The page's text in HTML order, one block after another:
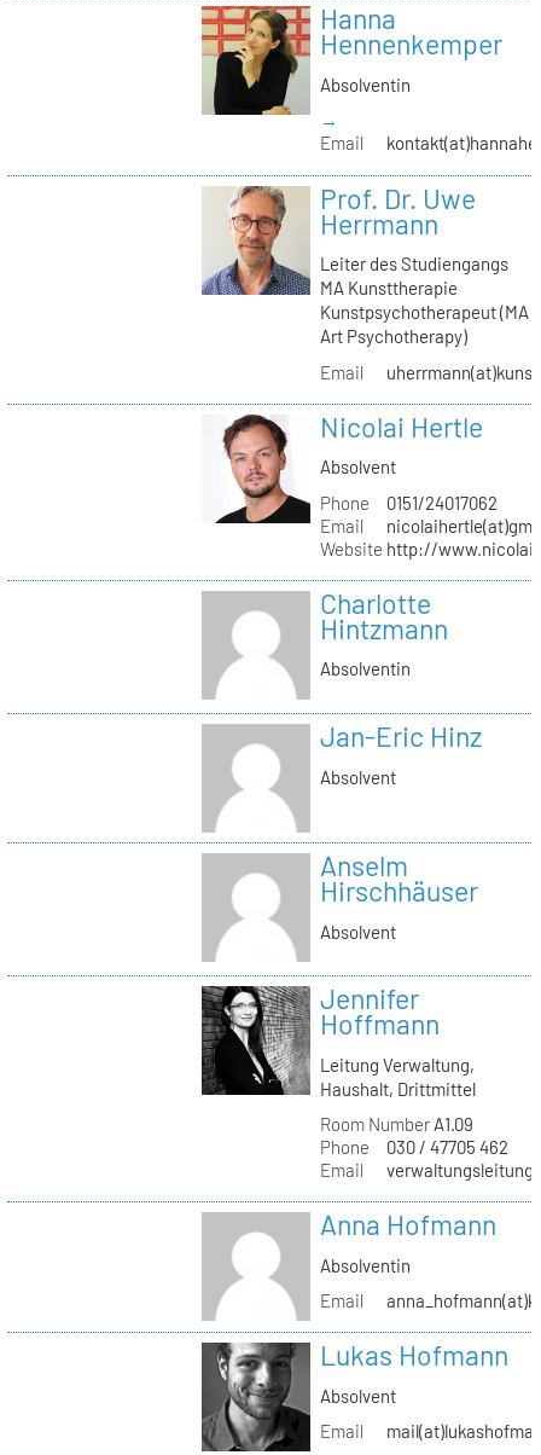
Hanna
Hennenkemper
Absolventin
→
Email
Prof. Dr. Uwe
Herrmann
Leiter des Studiengangs
MA Kunsttherapie
Kunstpsychotherapeut (MA
Art Psychotherapy)
Email
Nicolai Hertle
Absolvent
Phone
0151/24017062
Email
Website http://
Charlotte
Hintzmann
Absolventin
Jan-Eric Hinz
Absolvent
Anselm
Hirschhäuser
Absolvent
Jennifer
Hoffmann
Leitung Verwaltung,
Haushalt, Drittmittel
Room NumberA1.09
Phone
030 / 47705 462
Email
Anna Hofmann
Absolventin
Email
Lukas Hofmann
Absolvent
Email